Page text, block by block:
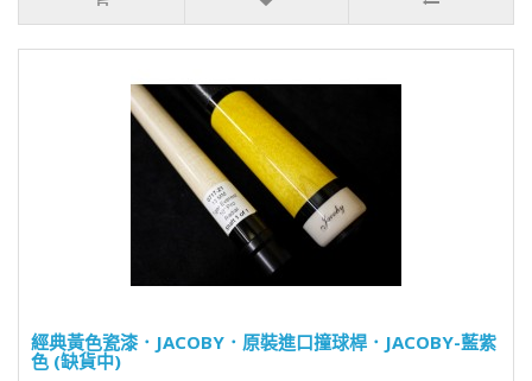
經典黃色瓷漆．JACOBY．原裝進口撞球桿．JACOBY-藍紫
色 (缺貨中)